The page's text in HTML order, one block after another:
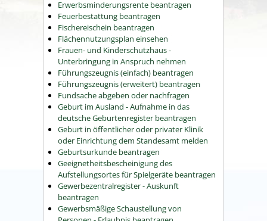
Erwerbsminderungsrente beantragen
Feuerbestattung beantragen
Fischereischein beantragen
Flächennutzungsplan einsehen
Frauen- und Kinderschutzhaus -
Unterbringung in Anspruch nehmen
Führungszeugnis (einfach) beantragen
Führungszeugnis (erweitert) beantragen
Fundsache abgeben oder nachfragen
Geburt im Ausland - Aufnahme in das
deutsche Geburtenregister beantragen
Geburt in öffentlicher oder privater Klinik
oder Einrichtung dem Standesamt melden
Geburtsurkunde beantragen
Geeignetheitsbescheinigung des
Aufstellungsortes für Spielgeräte beantragen
Gewerbezentralregister - Auskunft
beantragen
Gewerbsmäßige Schaustellung von